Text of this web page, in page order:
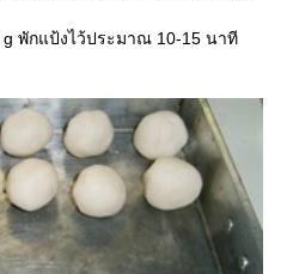
พักแป้งไว้ประมาณ 10-15 นาที